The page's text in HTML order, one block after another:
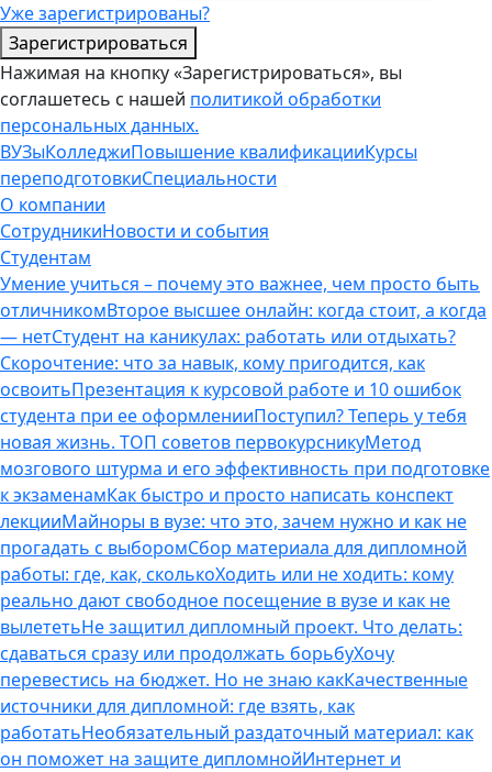
Уже зарегистрированы?
Зарегистрироваться
Нажимая на кнопку «Зарегистрироваться», вы
соглашетесь с нашей политикой обработки
персональных данных.
ВУЗыКолледжиПовышение квалификацииКурсы
переподготовкиСпециальности
О компании
СотрудникиНовости и события
Студентам
Умение учиться – почему это важнее, чем просто быть
отличникомВторое высшее онлайн: когда стоит, а когда
— нетСтудент на каникулах: работать или отдыхать?
Скорочтение: что за навык, кому пригодится, как
освоитьПрезентация к курсовой работе и 10 ошибок
студента при ее оформленииПоступил? Теперь у тебя
новая жизнь. ТОП советов первокурсникуМетод
мозгового штурма и его эффективность при подготовке
к экзаменамКак быстро и просто написать конспект
лекцииМайноры в вузе: что это, зачем нужно и как не
прогадать с выборомСбор материала для дипломной
работы: где, как, сколькоХодить или не ходить: кому
реально дают свободное посещение в вузе и как не
вылететьНе защитил дипломный проект. Что делать:
сдаваться сразу или продолжать борьбуХочу
перевестись на бюджет. Но не знаю какКачественные
источники для дипломной: где взять, как
работатьНеобязательный раздаточный материал: как
он поможет на защите дипломнойИнтернет и